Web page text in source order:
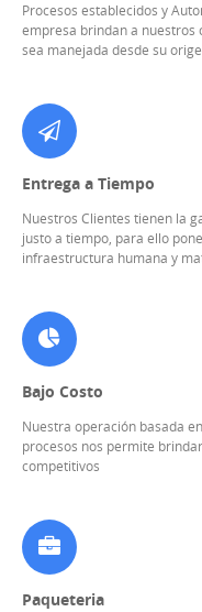
Procesos establecidos y
empresa brindan a nuestros
sea manejada desde su
Entrega a Tiempo
Nuestros Clientes tienen la
justo a tiempo, para ello
infraestructura humana y
Bajo Costo
Nuestra operación basada
procesos nos permite
competitivos
Paqueteria